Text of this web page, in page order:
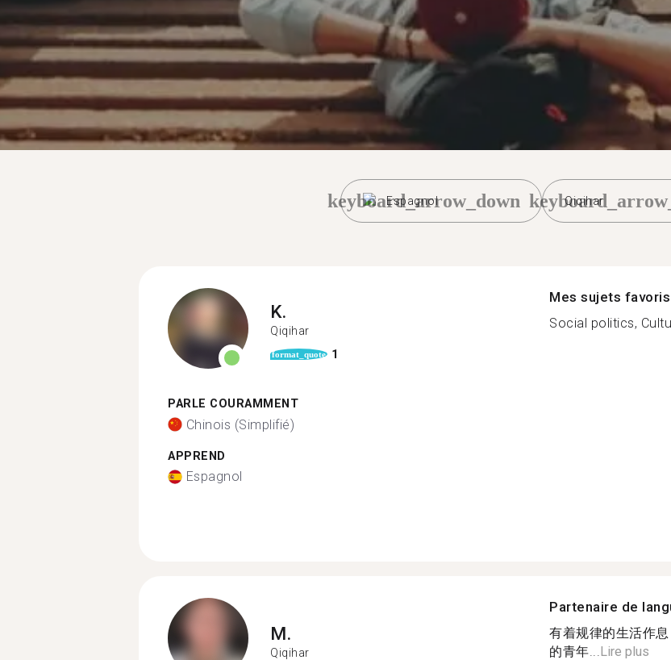
Espagnol
keyboard_arrow_down Qiqihar
K.
Qiqihar
format_quote 1
PARLE COURAMMENT
Chinois (Simplifié)
APPREND
Espagnol
Mes sujets favoris
Social politics,
M.
Qiqihar
Partenaire de
有着规律的生活作
的青年...Lire plus